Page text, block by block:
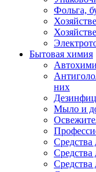
Фольга,
Бытовая химия
них
Мыло и
Средства
Средства